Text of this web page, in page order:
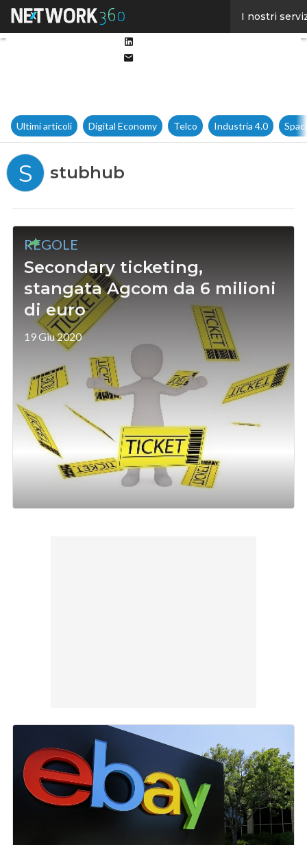
I nostri
Ultimi articoli Digital Economy Telco Industria 4.0
S stubhub
REGOLE
Secondary ticketing,
stangata Agcom da 6 milioni
di euro
19 Giu 2020